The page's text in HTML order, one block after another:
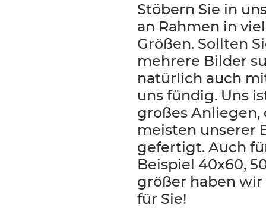
Stöbern Sie in
an Rahmen in
Größen. Sollten
mehrere Bilder
natürlich auch
uns fündig. Uns
großes
meisten unserer
gefertigt. Auch
Beispiel 40x60,
größer haben
für Sie!